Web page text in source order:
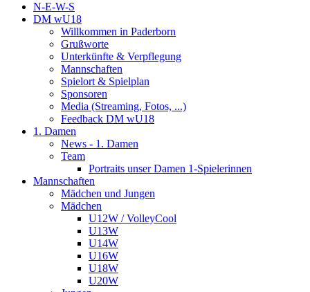
N-E-W-S
DM wU18
Willkommen in Paderborn
Grußworte
Unterkünfte & Verpflegung
Mannschaften
Spielort & Spielplan
Sponsoren
Media (Streaming, Fotos, ...)
Feedback DM wU18
1. Damen
News - 1. Damen
Team
Portraits unser Damen 1-Spielerinnen
Mannschaften
Mädchen und Jungen
Mädchen
U12W / VolleyCool
U13W
U14W
U16W
U18W
U20W